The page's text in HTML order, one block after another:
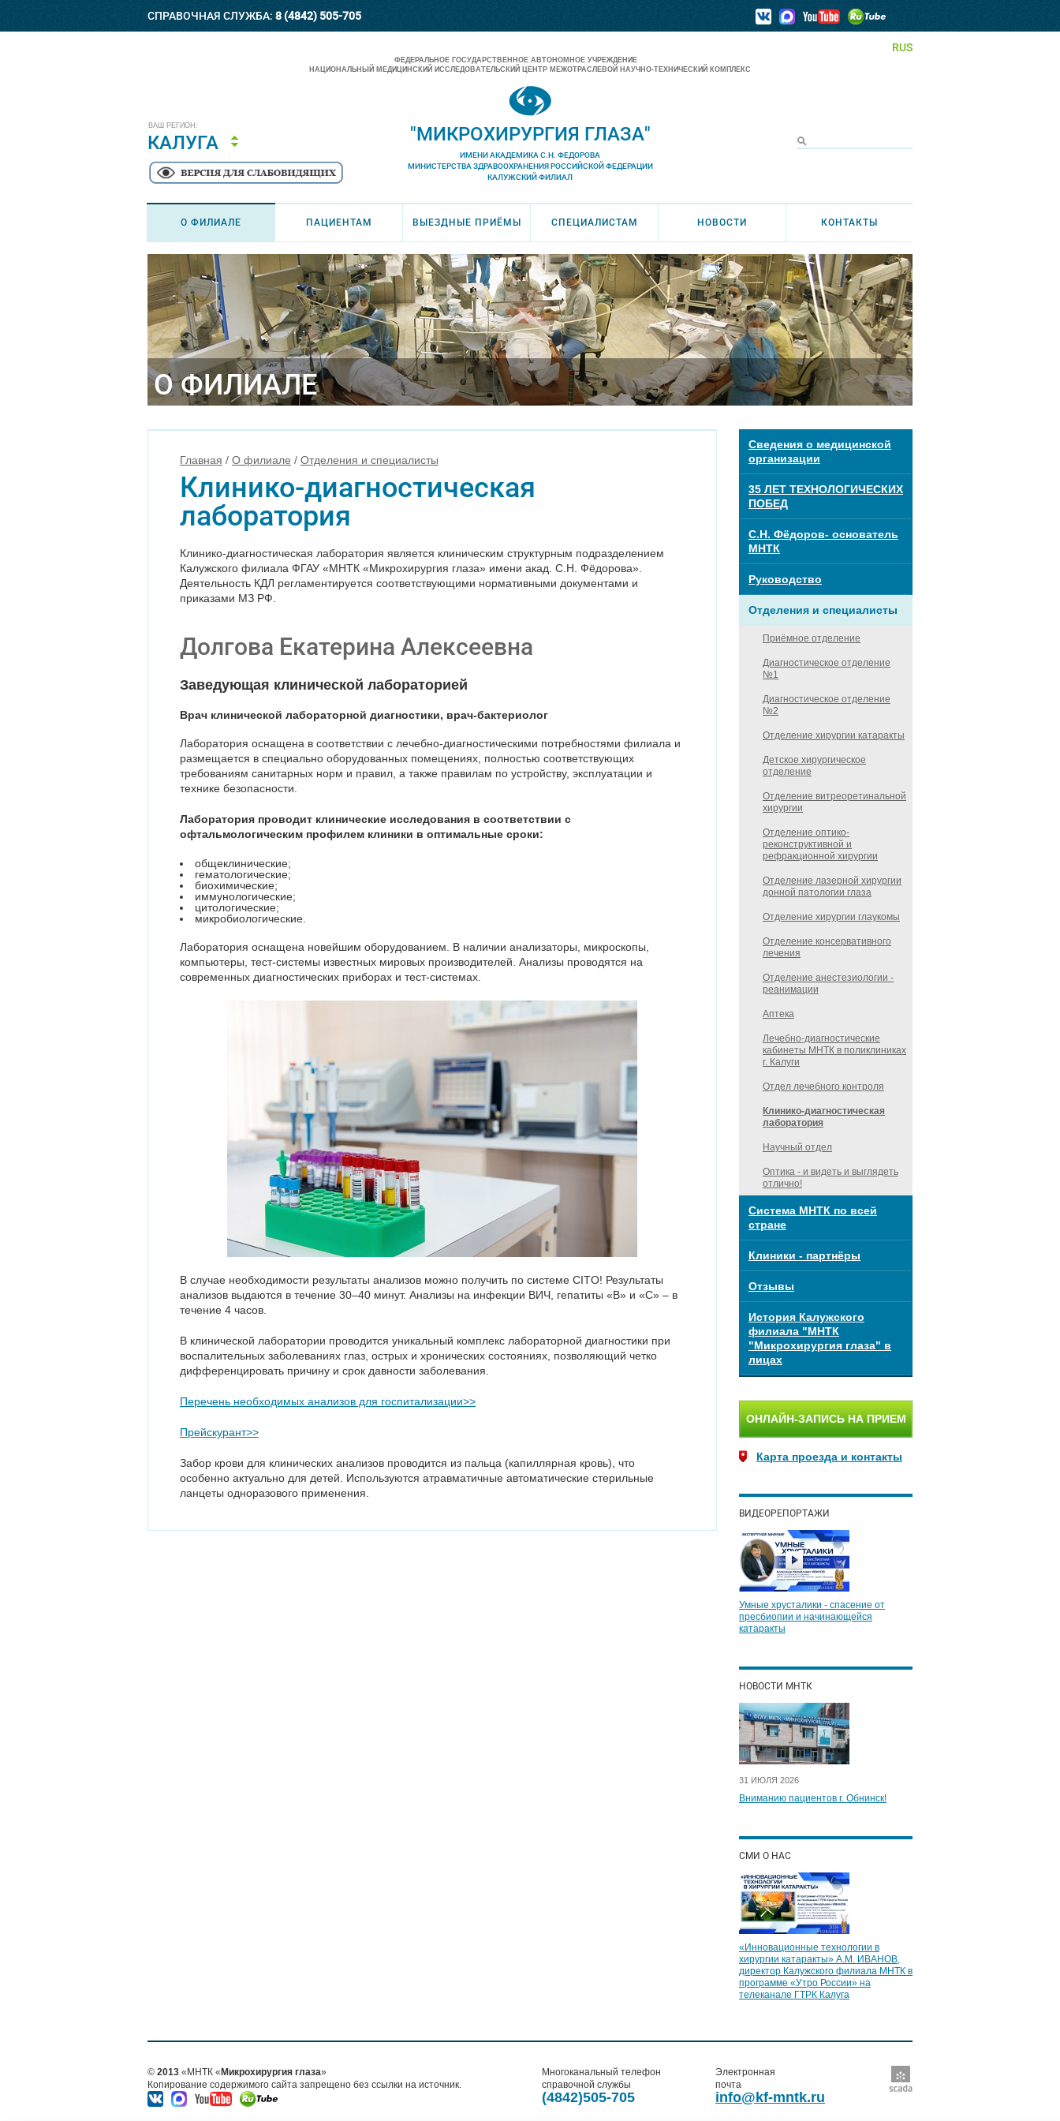
СПРАВОЧНАЯ СЛУЖБА: 8 (4842) 505-705
RUS
ВАШ РЕГИОН:
КАЛУГА
ФЕДЕРАЛЬНОЕ ГОСУДАРСТВЕННОЕ АВТОНОМНОЕ УЧРЕЖДЕНИЕ
НАЦИОНАЛЬНЫЙ МЕДИЦИНСКИЙ ИССЛЕДОВАТЕЛЬСКИЙ ЦЕНТР МЕЖОТРАСЛЕВОЙ НАУЧНО-ТЕХНИЧЕСКИЙ КОМПЛЕКС
"МИКРОХИРУРГИЯ ГЛАЗА"
ИМЕНИ АКАДЕМИКА С.Н. ФЕДОРОВА
МИНИСТЕРСТВА ЗДРАВООХРАНЕНИЯ РОССИЙСКОЙ ФЕДЕРАЦИИ
КАЛУЖСКИЙ ФИЛИАЛ
О ФИЛИАЛЕ ПАЦИЕНТАМ ВЫЕЗДНЫЕ ПРИЁМЫ СПЕЦИАЛИСТАМ НОВОСТИ КОНТАКТЫ
О ФИЛИАЛЕ
Главная / О филиале / Отделения и специалисты
Клинико-диагностическая
лаборатория
Клинико-диагностическая лаборатория является клиническим структурным подразделением
Калужского филиала ФГАУ «МНТК «Микрохирургия глаза» имени акад. С.Н. Фёдорова».
Деятельность КДЛ регламентируется соответствующими нормативными документами и
приказами МЗ РФ.
Долгова Екатерина Алексеевна
Заведующая клинической лабораторией
Врач клинической лабораторной диагностики, врач-бактериолог
Лаборатория оснащена в соответствии с лечебно-диагностическими потребностями филиала и
размещается в специально оборудованных помещениях, полностью соответствующих
требованиям санитарных норм и правил, а также правилам по устройству, эксплуатации и
технике безопасности.
Лаборатория проводит клинические исследования в соответствии с
офтальмологическим профилем клиники в оптимальные сроки:
общеклинические;
гематологические;
биохимические;
иммунологические;
цитологические;
микробиологические.
Лаборатория оснащена новейшим оборудованием. В наличии анализаторы, микроскопы,
компьютеры, тест-системы известных мировых производителей. Анализы проводятся на
современных диагностических приборах и тест-системах.
В случае необходимости результаты анализов можно получить по системе CITO! Результаты
анализов выдаются в течение 30–40 минут. Анализы на инфекции ВИЧ, гепатиты «В» и «С» – в
течение 4 часов.
В клинической лаборатории проводится уникальный комплекс лабораторной диагностики при
воспалительных заболеваниях глаз, острых и хронических состояниях, позволяющий четко
дифференцировать причину и срок давности заболевания.
Перечень необходимых анализов для госпитализации>>
Прейскурант>>
Забор крови для клинических анализов проводится из пальца (капиллярная кровь), что
особенно актуально для детей. Используются атравматичные автоматические стерильные
ланцеты одноразового применения.
Сведения о медицинской
организации
35 ЛЕТ ТЕХНОЛОГИЧЕСКИХ
ПОБЕД
С.Н. Фёдоров- основатель
МНТК
Руководство
Отделения и специалисты
Приёмное отделение
Диагностическое отделение
№1
Диагностическое отделение
№2
Отделение хирургии катаракты
Детское хирургическое
отделение
Отделение витреоретинальной
хирургии
Отделение оптико-
реконструктивной и
рефракционной хирургии
Отделение лазерной хирургии
донной патологии глаза
Отделение хирургии глаукомы
Отделение консервативного
лечения
Отделение анестезиологии -
реанимации
Аптека
Лечебно-диагностические
кабинеты МНТК в поликлиниках
г. Калуги
Отдел лечебного контроля
Клинико-диагностическая
лаборатория
Научный отдел
Оптика - и видеть и выглядеть
отлично!
Система МНТК по всей
стране
Клиники - партнёры
Отзывы
История Калужского
филиала "МНТК
"Микрохирургия глаза" в
лицах
ОНЛАЙН-ЗАПИСЬ НА ПРИЕМ
Карта проезда и контакты
ВИДЕОРЕПОРТАЖИ
Умные хрусталики - спасение от
пресбиопии и начинающейся
катаракты
НОВОСТИ МНТК
31 ИЮЛЯ 2026
Вниманию пациентов г. Обнинск!
СМИ О НАС
«Инновационные технологии в
хирургии катаракты» А.М. ИВАНОВ,
директор Калужского филиала МНТК в
программе «Утро России» на
телеканале ГТРК Калуга
© 2013 «МНТК « Микрохирургия глаза»
Копирование содержимого сайта запрещено без ссылки на источник.
Многоканальный телефон
справочной службы
(4842)505-705
Электронная
почта
info@kf-mntk.ru